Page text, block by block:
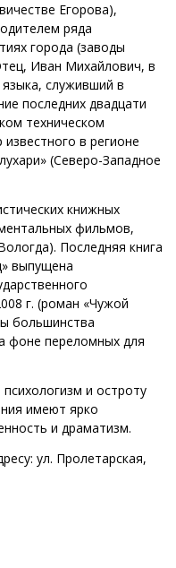
Егорова),
ряда
города (заводы
Иван Михайлович, в
служивший в
последних двадцати
техническом
в регионе
(Северо-Западное
книжных
фильмов,
Последняя книга
выпущена
г. (роман «Чужой
большинства
фоне переломных для
и остроту
имеют ярко
и драматизм.
ул. Пролетарская,